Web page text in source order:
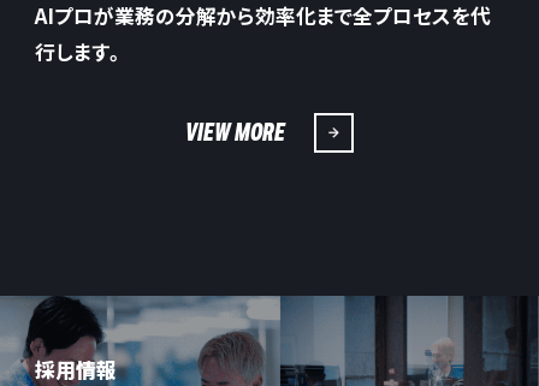
AIプロが業務の分解から効率化まで全プロセスを代
行します。
VIEW MORE
採用情報